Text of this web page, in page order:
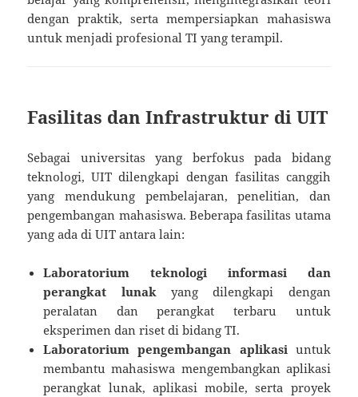
dengan praktik, serta mempersiapkan mahasiswa
untuk menjadi profesional TI yang terampil.
Fasilitas dan Infrastruktur di UIT
Sebagai universitas yang berfokus pada bidang
teknologi, UIT dilengkapi dengan fasilitas canggih
yang mendukung pembelajaran, penelitian, dan
pengembangan mahasiswa. Beberapa fasilitas utama
yang ada di UIT antara lain:
Laboratorium teknologi informasi dan
perangkat lunak yang dilengkapi dengan
peralatan dan perangkat terbaru untuk
eksperimen dan riset di bidang TI.
Laboratorium pengembangan aplikasi untuk
membantu mahasiswa mengembangkan aplikasi
perangkat lunak, aplikasi mobile, serta proyek